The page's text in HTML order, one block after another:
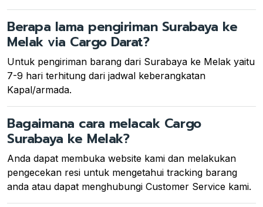
Berapa lama pengiriman Surabaya ke
Melak via Cargo Darat?
Untuk pengiriman barang dari Surabaya ke Melak yaitu
7-9 hari terhitung dari jadwal keberangkatan
Kapal/armada.
Bagaimana cara melacak Cargo
Surabaya ke Melak?
Anda dapat membuka website kami dan melakukan
pengecekan resi untuk mengetahui tracking barang
anda atau dapat menghubungi Customer Service kami.